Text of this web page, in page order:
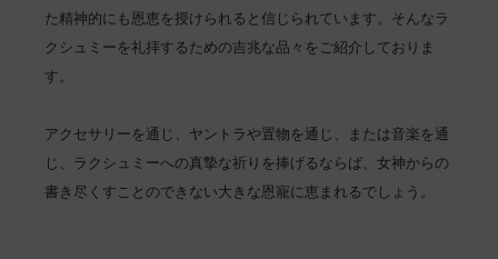
た精神的にも恩恵を授けられると信じられています。そんなラ
クシュミーを礼拝するための吉兆な品々をご紹介しておりま
す。
アクセサリーを通じ、ヤントラや置物を通じ、または音楽を通
じ、ラクシュミーへの真摯な祈りを捧げるならば、女神からの
書き尽くすことのできない大きな恩寵に恵まれるでしょう。